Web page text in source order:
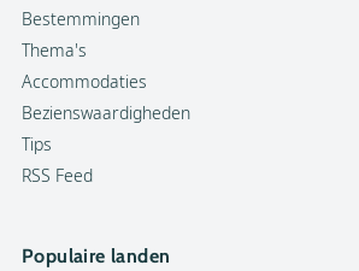
Bestemmingen
Thema's
Accommodaties
Bezienswaardigheden
Tips
RSS Feed
Populaire landen